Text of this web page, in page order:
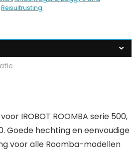
Reisuitrusting
IROBOT ROOMBA serie 500,
Goede hechting en eenvoudige
voor alle Roomba-modellen